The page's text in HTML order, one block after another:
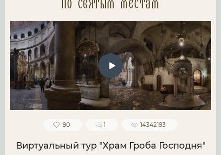
по святым местам
90 1 14342193
Виртуальный тур "Храм Гроба Господня"